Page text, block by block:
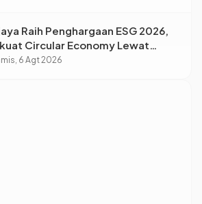
Raih Penghargaan ESG 2026,
Circular Economy Lewat
Limbah Berkelanjutan
6 Agt 2026